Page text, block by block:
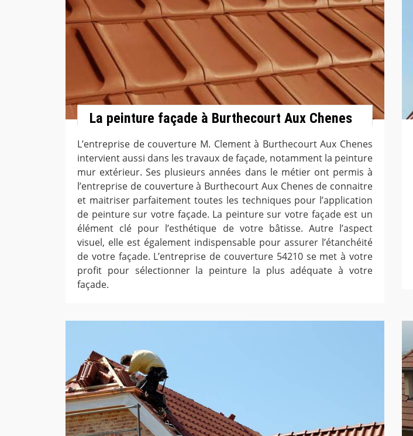
La peinture façade à Burthecourt Aux Chenes
L’entreprise de couverture M. Clement à Burthecourt Aux Chenes
intervient aussi dans les travaux de façade, notamment la peinture
mur extérieur. Ses plusieurs années dans le métier ont permis à
l’entreprise de couverture à Burthecourt Aux Chenes de connaitre
et maitriser parfaitement toutes les techniques pour l’application
de peinture sur votre façade. La peinture sur votre façade est un
élément clé pour l’esthétique de votre bâtisse. Autre l’aspect
visuel, elle est également indispensable pour assurer l’étanchéité
de votre façade. L’entreprise de couverture 54210 se met à votre
profit pour sélectionner la peinture la plus adéquate à votre
façade.